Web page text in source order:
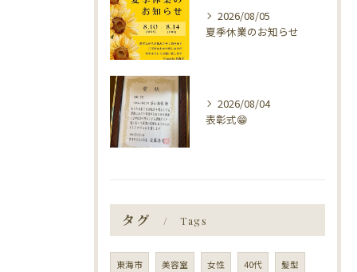
2026/08/05
夏季休業のお知らせ
2026/08/04
表彰式😁
タグ Tags
東海市 美容室 女性 40代 髪型